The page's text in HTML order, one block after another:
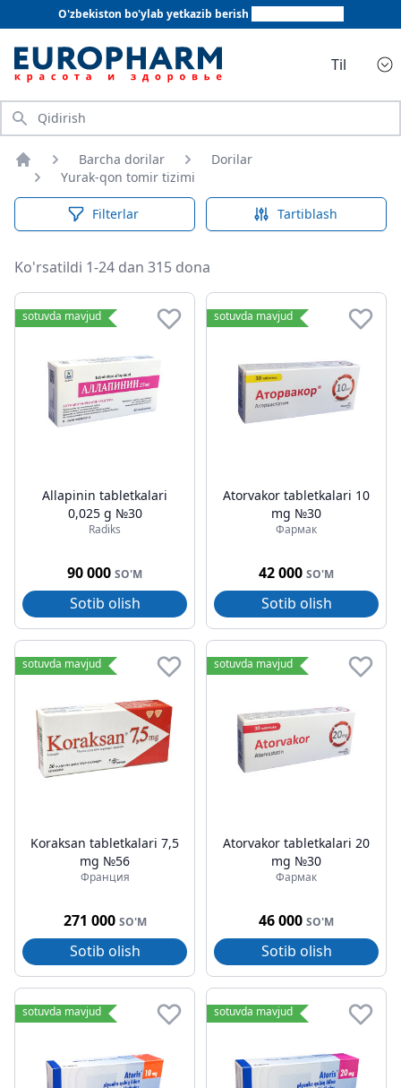
O'zbekiston bo'ylab yetkazib berish
Til
Qidirish
Bosh sahifa
Barcha dorilar
Dorilar
Yurak-qon tomir tizimi
Filterlar Tartiblash
Ko'rsatildi 1-24 dan 315 dona
Yurak-qon tomir tizimi
sotuvda mavjud
Allapinin tabletkalari
0,025 g №30
Radiks
90 000 SO'M
Sotib olish
sotuvda mavjud
Atorvakor tabletkalari 10
mg №30
Фармак
42 000 SO'M
Sotib olish
sotuvda mavjud
Koraksan tabletkalari 7,5
mg №56
Франция
271 000 SO'M
Sotib olish
sotuvda mavjud
Atorvakor tabletkalari 20
mg №30
Фармак
46 000 SO'M
Sotib olish
sotuvda mavjud sotuvda mavjud